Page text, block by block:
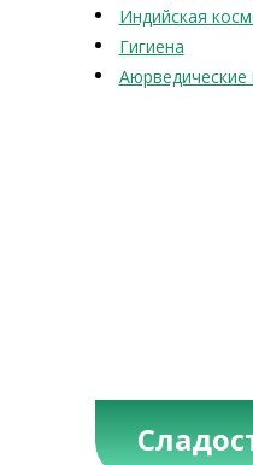
Индийская
Гигиена
Аюрведические